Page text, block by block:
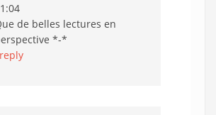
de belles lectures en
*-*
reply